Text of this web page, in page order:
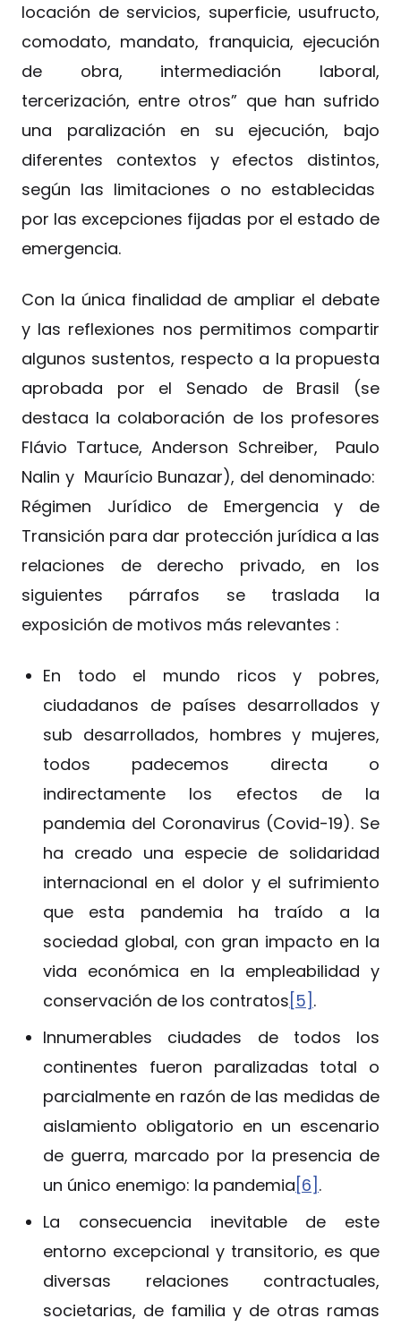
locación de servicios, superficie, usufructo,
comodato, mandato, franquicia, ejecución
de obra, intermediación laboral,
tercerización, entre otros” que han sufrido
una paralización en su ejecución, bajo
diferentes contextos y efectos distintos,
según las limitaciones o no establecidas
por las excepciones fijadas por el estado de
emergencia.
Con la única finalidad de ampliar el debate
y las reflexiones nos permitimos compartir
algunos sustentos, respecto a la propuesta
aprobada por el Senado de Brasil (se
destaca la colaboración de los profesores
Flávio Tartuce, Anderson Schreiber, Paulo
Nalin y Maurício Bunazar), del denominado:
Régimen Jurídico de Emergencia y de
Transición para dar protección jurídica a las
relaciones de derecho privado, en los
siguientes párrafos se traslada la
exposición de motivos más relevantes :
En todo el mundo ricos y pobres,
ciudadanos de países desarrollados y
sub desarrollados, hombres y mujeres,
todos padecemos directa o
indirectamente los efectos de la
pandemia del Coronavirus (Covid-19). Se
ha creado una especie de solidaridad
internacional en el dolor y el sufrimiento
que esta pandemia ha traído a la
sociedad global, con gran impacto en la
vida económica en la empleabilidad y
conservación de los contratos [5] .
Innumerables ciudades de todos los
continentes fueron paralizadas total o
parcialmente en razón de las medidas de
aislamiento obligatorio en un escenario
de guerra, marcado por la presencia de
un único enemigo: la pandemia [6] .
La consecuencia inevitable de este
entorno excepcional y transitorio, es que
diversas relaciones contractuales,
societarias, de familia y de otras ramas